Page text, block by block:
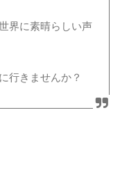
界に素晴らしい声
行きませんか？